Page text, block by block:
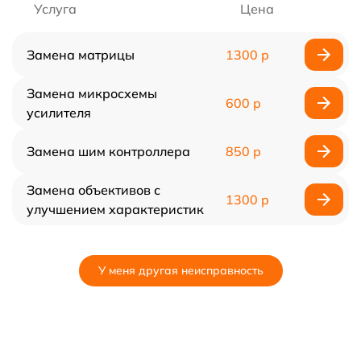
Услуга Цена
Замена матрицы 1300 р
Замена микросхемы
усилителя
600 р
Замена шим контроллера 850 р
Замена объективов с
улучшением характеристик
1300 р
У меня другая неисправность